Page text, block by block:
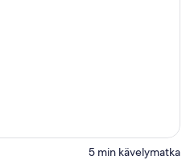
‪5 min kävelymatka‬